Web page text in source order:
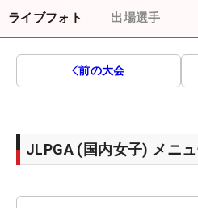
ライブフォト 出場選手
前の大会
JLPGA (国内女子) メニ